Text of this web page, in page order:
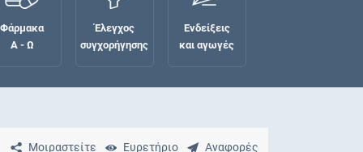
Φάρμακα
Α - Ω
Έλεγχος
συγχορήγησης
Ενδείξεις
και αγωγές
Μοιραστείτε Ευρετήριο Αναφορές